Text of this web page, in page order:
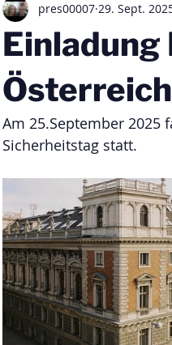
Einladung
pres00007 29. Sept.
Am 25.September 2025
Sicherheitstag statt.